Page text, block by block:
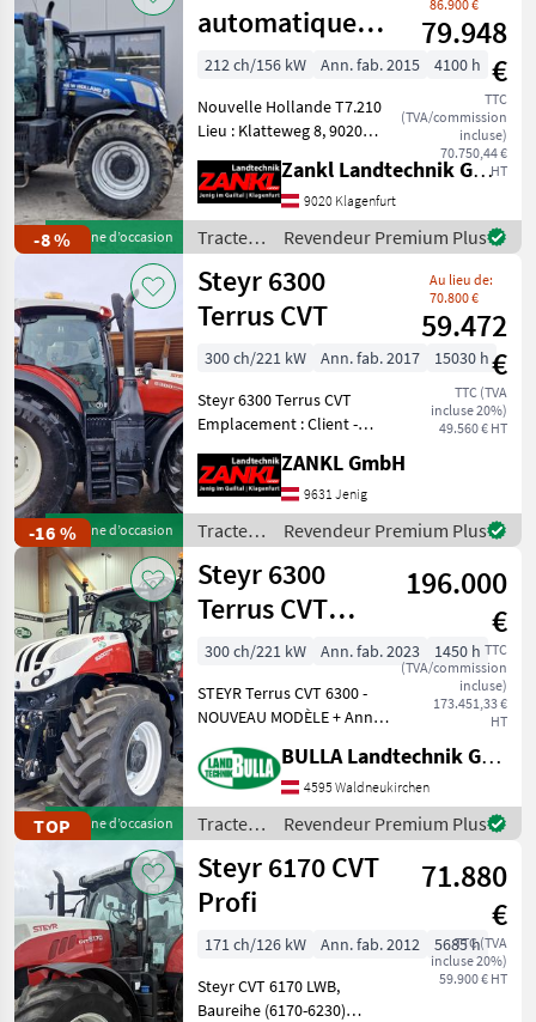
-8 %Machine d’occasion
automatique
New Holland
T7.210
86.900 €
79.948
€
TTC
(TVA/commission
incluse)
70.750,44 €
HT
212 ch/156 kW Ann. fab. 2015
4100 h
Nouvelle Hollande T7.210
Lieu : Klatteweg 8, 9020
construction 2015 - environ
4 100 heures de
fonctionnement - 212 ch -
moteur six cyli
Zankl Landtechnik GmbH
9020 Klagenfurt
Tracteurs
/ New
Holland
Revendeur Premium Plus
-16 %Machine d’occasion
Steyr 6300
Terrus CVT
Au lieu de:
70.800 €
59.472
€
TTC (TVA
incluse 20%)
49.560 € HT
300 ch/221 kW Ann. fab. 2017
15030 h
Steyr 6300 Terrus CVT
Emplacement : Client -
- env. 15.030 heures de
service - changent encore ! -
300HP.+ Boost - Cabine avec
cl
ZANKL GmbH
9631 Jenig
Tracteurs
/ Steyr
Revendeur Premium Plus
TOPMachine d’occasion
Steyr 6300
Terrus CVT
(Phase V)
196.000
€
TTC
(TVA/commission
incluse)
173.451,33 €
HT
300 ch/221 kW Ann. fab. 2023
1450 h
STEYR Terrus CVT 6300 -
NOUVEAU MODÈLE + Année
450 h + Boutons extérieurs
pour le relevage arrière, la
prise de force, un
distributeur hydr
BULLA Landtechnik GmbH
4595 Waldneukirchen
Tracteurs
/ Steyr
Revendeur Premium Plus
Steyr 6170 CVT
Profi
71.880
€
TTC (TVA
incluse 20%)
59.900 € HT
171 ch/126 kW Ann. fab. 2012
5685 h
Steyr CVT 6170 LWB,
Baureihe (6170-6230)